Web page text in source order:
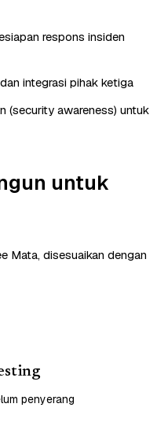
respons insiden
integrasi pihak ketiga
(security awareness) untuk
untuk
Mata, disesuaikan dengan
penyerang